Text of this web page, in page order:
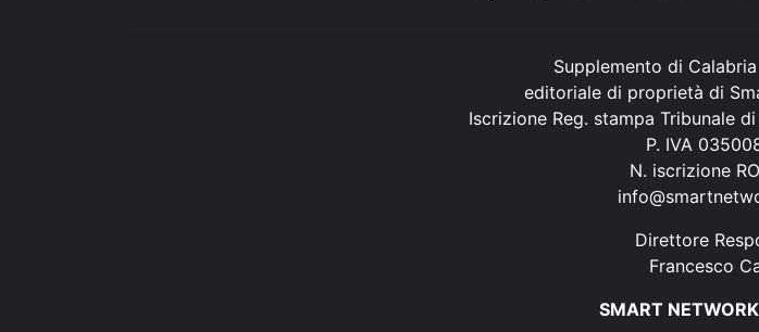
Supplemento di
editoriale di proprietà di
Iscrizione Reg. stampa Tribunale
P. IVA
N. iscrizione
Direttore
Francesco
SMART